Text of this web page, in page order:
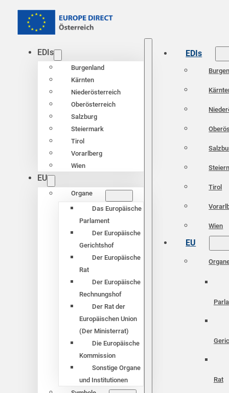
EDIs
Burgenland
Kärnten
Niederösterreich
Oberösterreich
Salzburg
Steiermark
Tirol
Vorarlberg
Wien
EU
Organe
Das Europäische
Parlament
Der Europäische
Gerichtshof
Der Europäische
Rat
Der Europäische
Rechnungshof
Der Rat der
Europäischen Union
(Der Ministerrat)
Die Europäische
Kommission
Sonstige Organe
und Institutionen
EDIs
Tirol
Wien
EU
Rat